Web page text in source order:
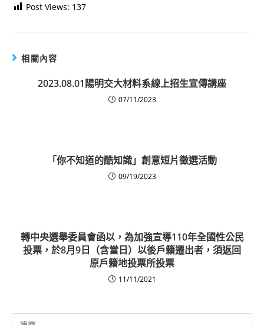
Post Views: 137
相關內容
2023.08.01陽明交大材料系線上招生宣傳講座
07/11/2023
「你不知道的酷知識」創意短片徵選活動
09/19/2023
轉中央選舉委員會函以，為加強宣導110年全國性公民
投票，於8月9日（含當日）以後戶籍遷出者，須返回
原戶籍地投票所投票
11/11/2021
Search